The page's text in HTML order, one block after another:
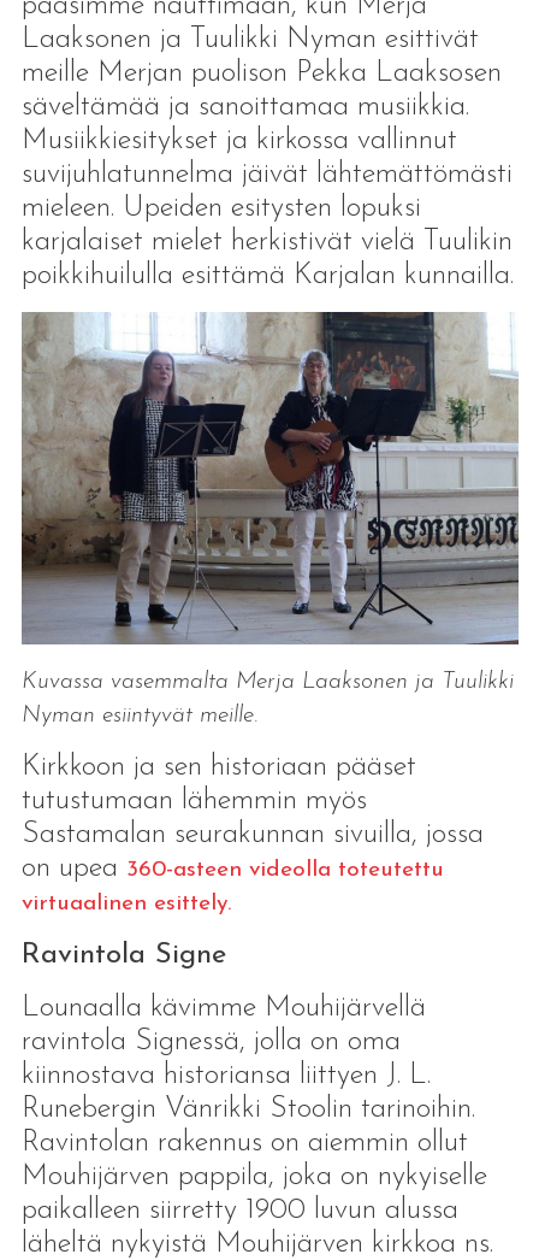
pääsimme nauttimaan, kun Merja
Laaksonen ja Tuulikki Nyman esittivät
meille Merjan puolison Pekka Laaksosen
säveltämää ja sanoittamaa musiikkia.
Musiikkiesitykset ja kirkossa vallinnut
suvijuhlatunnelma jäivät lähtemättömästi
mieleen. Upeiden esitysten lopuksi
karjalaiset mielet herkistivät vielä Tuulikin
poikkihuilulla esittämä Karjalan kunnailla.
Kuvassa vasemmalta Merja Laaksonen ja Tuulikki
Nyman esiintyvät meille.
Kirkkoon ja sen historiaan pääset
tutustumaan lähemmin myös
Sastamalan seurakunnan sivuilla, jossa
on upea 360-asteen videolla toteutettu
virtuaalinen esittely.
Ravintola Signe
Lounaalla kävimme Mouhijärvellä
ravintola Signessä, jolla on oma
kiinnostava historiansa liittyen J. L.
Runebergin Vänrikki Stoolin tarinoihin.
Ravintolan rakennus on aiemmin ollut
Mouhijärven pappila, joka on nykyiselle
paikalleen siirretty 1900 luvun alussa
läheltä nykyistä Mouhijärven kirkkoa ns.